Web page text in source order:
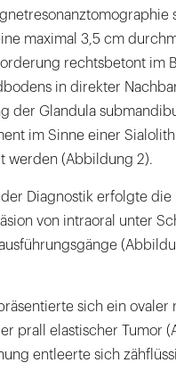
maximal 3,5 cm
rechtsbetont im
in direkter
der Glandula
im Sinne einer
werden (Abbildung 2).
der Diagnostik erfolgte die
von intraoral unter
sich ein ovaler
prall elastischer Tumor
entleerte sich